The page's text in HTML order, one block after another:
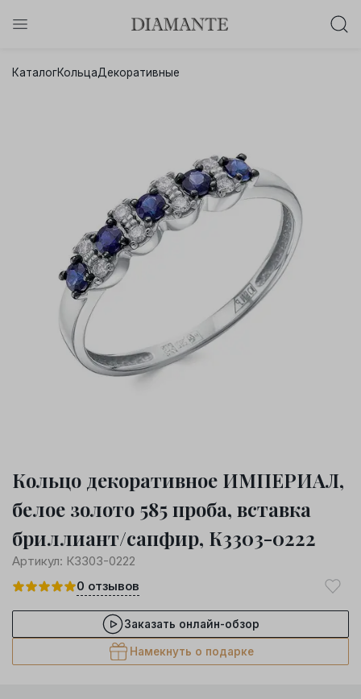
Осталось:
КаталогКольцаДекоративные
Кольцо декоративное ИМПЕРИАЛ,
белое золото 585 проба, вставка
бриллиант/сапфир, К3303-0222
Артикул: К3303-0222
0 отзывов
Заказать онлайн-обзор
Намекнуть о подарке